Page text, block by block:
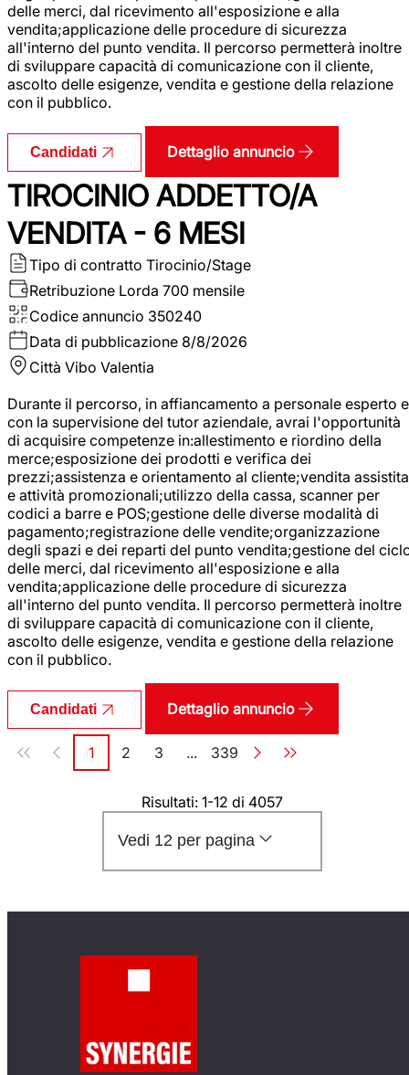
delle merci, dal ricevimento all'esposizione e alla
vendita;applicazione delle procedure di sicurezza
all'interno del punto vendita. Il percorso permetterà inoltre
di sviluppare capacità di comunicazione con il cliente,
ascolto delle esigenze, vendita e gestione della relazione
con il pubblico.
Candidati Dettaglio annuncio
TIROCINIO ADDETTO/A
VENDITA - 6 MESI
Tipo di contratto Tirocinio/Stage
Retribuzione Lorda 700 mensile
Codice annuncio 350240
Data di pubblicazione 8/8/2026
Città Vibo Valentia
Durante il percorso, in affiancamento a personale esperto e
con la supervisione del tutor aziendale, avrai l'opportunità
di acquisire competenze in:allestimento e riordino della
merce;esposizione dei prodotti e verifica dei
prezzi;assistenza e orientamento al cliente;vendita assistita
e attività promozionali;utilizzo della cassa, scanner per
codici a barre e POS;gestione delle diverse modalità di
pagamento;registrazione delle vendite;organizzazione
degli spazi e dei reparti del punto vendita;gestione del
delle merci, dal ricevimento all'esposizione e alla
vendita;applicazione delle procedure di sicurezza
all'interno del punto vendita. Il percorso permetterà inoltre
di sviluppare capacità di comunicazione con il cliente,
ascolto delle esigenze, vendita e gestione della relazione
con il pubblico.
Candidati Dettaglio annuncio
Paginazione
Pagina
1 Pagina
2 Pagina
3 ... Pagina
339
Risultati: 1-12 di 4057
Vedi 12 per pagina